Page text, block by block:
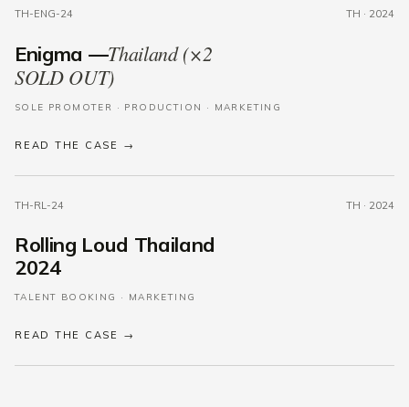
TH-ENG-24 TH · 2024
Enigma —Thailand (×2
SOLD OUT)
SOLE PROMOTER · PRODUCTION · MARKETING
READ THE CASE →
TH-RL-24 TH · 2024
Rolling Loud Thailand
2024
TALENT BOOKING · MARKETING
READ THE CASE →